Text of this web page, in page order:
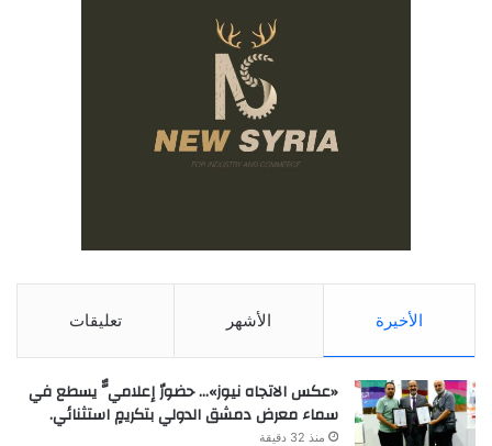
الأخيرة الأشهر تعليقات
«عكس الاتجاه نيوز»… حضورٌ إعلاميٌّ يسطع في
سماء معرض دمشق الدولي بتكريمٍ استثنائي.
منذ 32 دقيقة